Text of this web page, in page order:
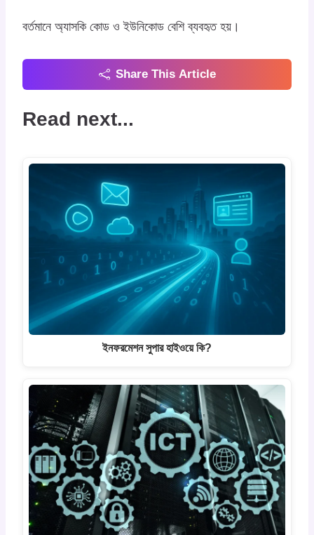
বর্তমানে অ্যাসকি কোড ও ইউনিকোড বেশি ব্যবহৃত হয়।
Share This Article
Read next...
ইনফরমেশন সুপার হাইওয়ে কি?